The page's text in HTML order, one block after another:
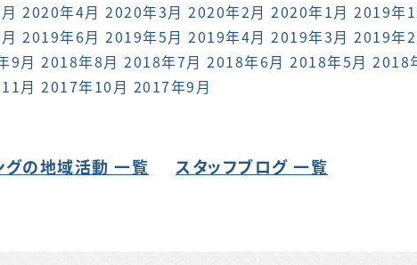
2020年4月 2020年3月 2020年2月 2020年1月 2019年
2019年6月 2019年5月 2019年4月 2019年3月 2019年2
9月 2018年8月 2018年7月 2018年6月 2018年5月 2018
月 2017年10月 2017年9月
グの地域活動 一覧 スタッフブログ 一覧